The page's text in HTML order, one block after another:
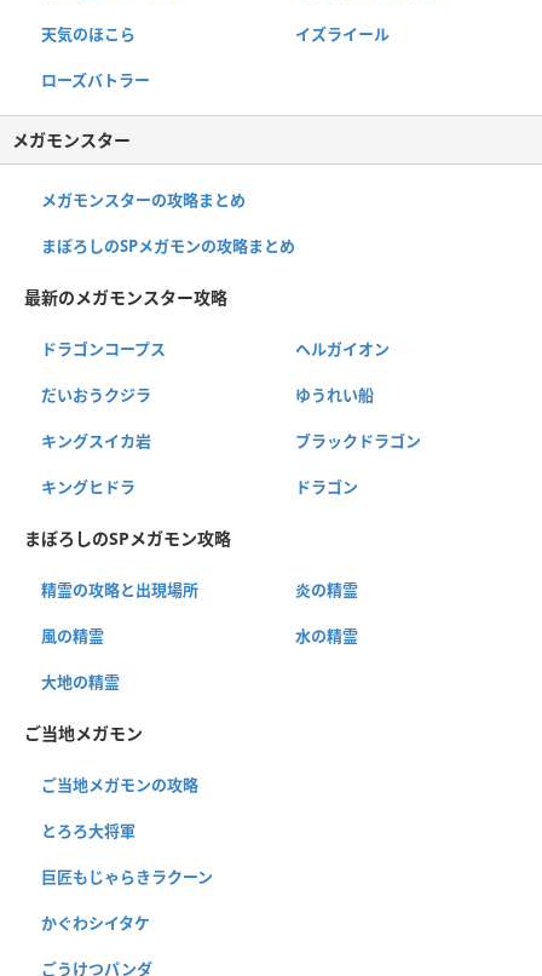
天気のほこら イズライール
ローズバトラー
メガモンスター
メガモンスターの攻略まとめ
まぼろしのSPメガモンの攻略まとめ
最新のメガモンスター攻略
ドラゴンコープス ヘルガイオン
だいおうクジラ ゆうれい船
キングスイカ岩 ブラックドラゴン
キングヒドラ ドラゴン
まぼろしのSPメガモン攻略
精霊の攻略と出現場所 炎の精霊
風の精霊 水の精霊
大地の精霊
ご当地メガモン
ご当地メガモンの攻略
とろろ大将軍
巨匠もじゃらきラクーン
かぐわシイタケ
ごうけつパンダ